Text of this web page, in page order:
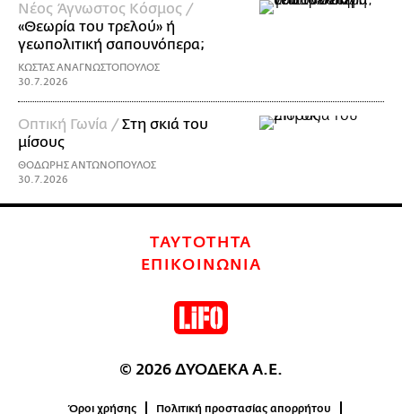
Νέος Άγνωστος Κόσμος /
«Θεωρία του τρελού» ή
γεωπολιτική σαπουνόπερα;
ΚΩΣΤΑΣ ΑΝΑΓΝΩΣΤΟΠΟΥΛΟΣ
30.7.2026
Οπτική Γωνία / Στη σκιά του
μίσους
ΘΟΔΩΡΗΣ ΑΝΤΩΝΟΠΟΥΛΟΣ
30.7.2026
ΤΑΥΤΟΤΗΤΑ
ΕΠΙΚΟΙΝΩΝΙΑ
© 2026 ΔΥΟΔΕΚΑ Α.Ε.
Όροι χρήσης Πολιτική προστασίας απορρήτου